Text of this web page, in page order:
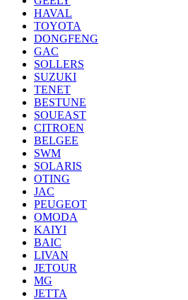
HAVAL
TOYOTA
DONGFENG
GAC
SOLLERS
SUZUKI
TENET
BESTUNE
SOUEAST
CITROEN
BELGEE
SWM
SOLARIS
OTING
JAC
PEUGEOT
OMODA
KAIYI
BAIC
LIVAN
JETOUR
MG
JETTA